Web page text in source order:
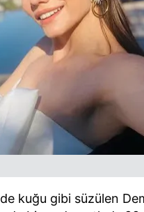
kuğu gibi süzülen